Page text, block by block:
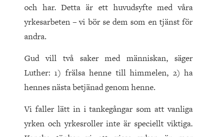
och har. Detta är ett huvudsyfte med våra
yrkesarbeten – vi bör se dem som en tjänst för
andra.
Gud vill två saker med människan, säger
Luther: 1) frälsa henne till himmelen, 2) ha
hennes nästa betjänad genom henne.
Vi faller lätt in i tankegångar som att vanliga
yrken och yrkesroller inte är speciellt viktiga.